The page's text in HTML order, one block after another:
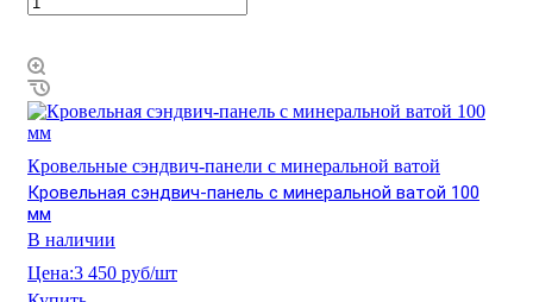
Кровельные сэндвич-панели с минеральной ватой
Кровельная сэндвич-панель с минеральной ватой 100
мм
В наличии
Цена:3 450 руб/шт